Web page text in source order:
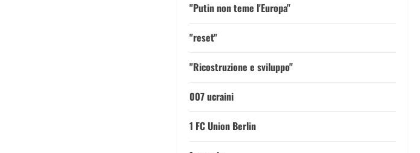
"Putin non teme l'Europa"
"reset"
"Ricostruzione e sviluppo"
007 ucraini
1 FC Union Berlin